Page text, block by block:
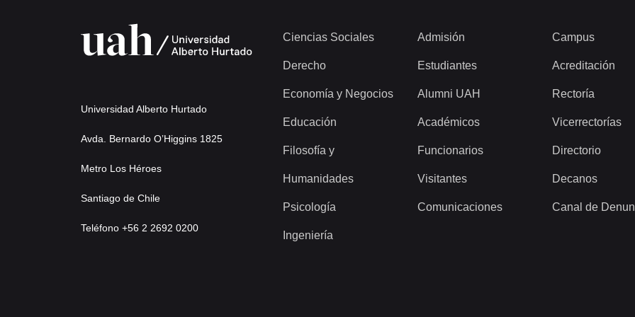
Universidad Alberto Hurtado
Avda. Bernardo O’Higgins 1825
Metro Los Héroes
Santiago de Chile
Teléfono +56 2 2692 0200
Ciencias Sociales
Derecho
Economía y Negocios
Educación
Filosofía y
Humanidades
Psicología
Ingeniería
Admisión
Estudiantes
Alumni UAH
Académicos
Funcionarios
Visitantes
Comunicaciones
Campus
Acreditación
Rectoría
Vicerrectorías
Directorio
Decanos
Canal de